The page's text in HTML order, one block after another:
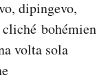
dipingevo,
cliché bohémien
volta sola